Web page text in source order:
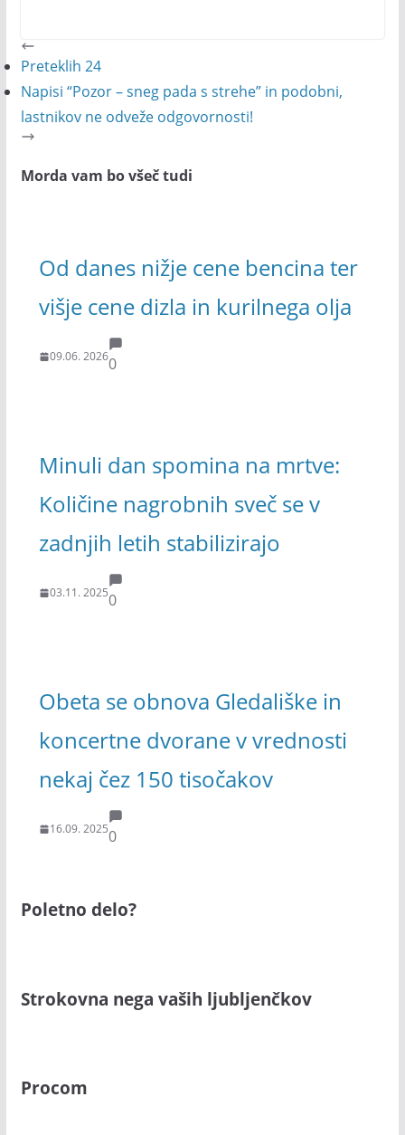
Preteklih 24
Napisi “Pozor – sneg pada s strehe” in podobni,
lastnikov ne odveže odgovornosti!
Morda vam bo všeč tudi
Od danes nižje cene bencina ter
višje cene dizla in kurilnega olja
09.06. 20260
Minuli dan spomina na mrtve:
Količine nagrobnih sveč se v
zadnjih letih stabilizirajo
03.11. 20250
Obeta se obnova Gledališke in
koncertne dvorane v vrednosti
nekaj čez 150 tisočakov
16.09. 20250
Poletno delo?
Strokovna nega vaših ljubljenčkov
Procom